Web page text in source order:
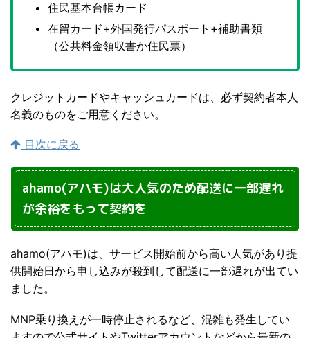
住民基本台帳カード
在留カード+外国発行パスポート+補助書類
（公共料金領収書か住民票）
クレジットカードやキャッシュカードは、必ず契約者本人
名義のものをご用意ください。
目次に戻る
ahamo(アハモ)は大人気のため配送に一部遅れ
が余裕をもって契約を
ahamo(アハモ)は、サービス開始前から高い人気があり提
供開始日から申し込みが殺到して配送に一部遅れが出てい
ました。
MNP乗り換えが一時停止されるなど、混雑も発生してい